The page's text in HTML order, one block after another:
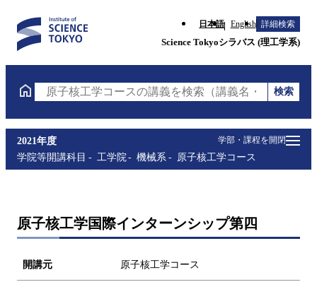
日本語 English 詳細検索
Science Tokyoシラバス (理工学系)
原子核工学コースの講義を検索（講義名・科目コード
検索
学部・課程を開閉
2021年度
学院等開講科目
工学院 機械系 原子核工学コース
原子核工学国際インターンシップ第四
開講元 原子核工学コース